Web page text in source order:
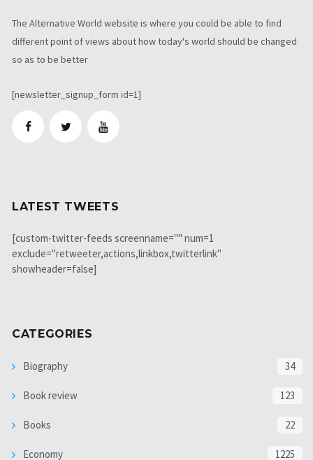
The Alternative World website is where you could be able to find
different point of views about how today's world should be changed
so as to be better
[newsletter_signup_form id=1]
LATEST TWEETS
[custom-twitter-feeds screenname="" num=1
exclude="retweeter,actions,linkbox,twitterlink"
showheader=false]
CATEGORIES
Biography 34
Book review 123
Books 22
Economy 1225